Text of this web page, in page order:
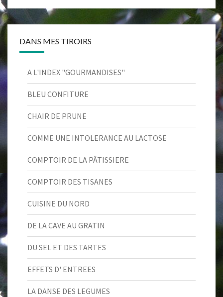
DANS MES TIROIRS
A L'INDEX "GOURMANDISES"
BLEU CONFITURE
CHAIR DE PRUNE
COMME UNE INTOLERANCE AU LACTOSE
COMPTOIR DE LA PÂTISSIERE
COMPTOIR DES TISANES
CUISINE DU NORD
DE LA CAVE AU GRATIN
DU SEL ET DES TARTES
EFFETS D' ENTREES
LA DANSE DES LEGUMES